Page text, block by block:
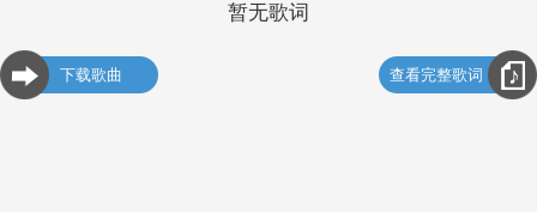
暂无歌词
下载歌曲 查看完整歌词